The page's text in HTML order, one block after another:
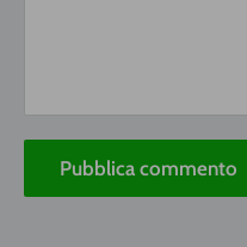
Pubblica commento